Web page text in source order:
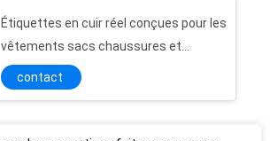
Étiquettes en cuir réel conçues pour les
vêtements sacs chaussures et
chapeaux
contact